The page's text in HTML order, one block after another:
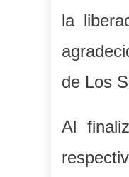
la
de Los
Al